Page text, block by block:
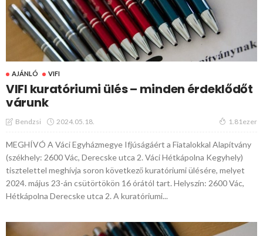
AJÁNLÓ VIFI
VIFI kuratóriumi ülés – minden érdeklődőt
várunk
Bendzsi 2024.05.18. 1.81ezer
MEGHÍVÓ A Váci Egyházmegye Ifjúságáért a Fiatalokkal Alapítvány
(székhely: 2600 Vác, Derecske utca 2. Váci Hétkápolna Kegyhely)
tisztelettel meghívja soron következő kuratóriumi ülésére, melyet
2024. május 23-án csütörtökön 16 órától tart. Helyszín: 2600 Vác,
Hétkápolna Derecske utca 2. A kuratóriumi...